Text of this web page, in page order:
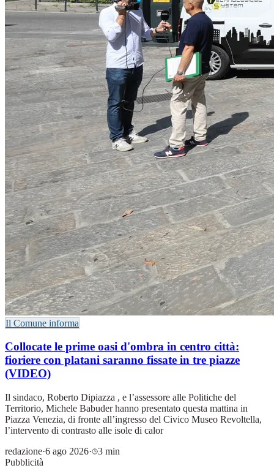
Il Comune informa
Collocate le prime oasi d'ombra in centro città:
fioriere con platani saranno fissate in tre piazze
(VIDEO)
Il sindaco, Roberto Dipiazza , e l’assessore alle Politiche del
Territorio, Michele Babuder hanno presentato questa mattina in
Piazza Venezia, di fronte all’ingresso del Civico Museo Revoltella,
l’intervento di contrasto alle isole di calor
redazione·6 ago 2026·
3 min
Pubblicità